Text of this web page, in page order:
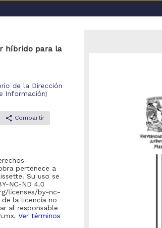
Repositorio de la Dirección General
UNAM
No se
Se recomienda realizar una de
Eliminar los filtros de opciones
Debido a que el enlace
la pagina de inicio
híbrido para la
de la Dirección
Información)
share Compartir
pertenece a
Su uso se
NC-ND 4.0
licenses/by-nc-
la licencia no
al responsable
Ver términos